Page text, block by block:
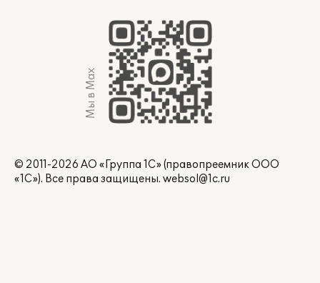
Мы в Max
© 2011-2026 АО «Группа 1С» (правопреемник ООО
«1С»). Все права защищены. websol@1c.ru